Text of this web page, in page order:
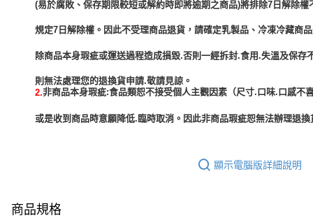
(易於腐敗、保存期限較短或解約時即將逾期之商品)將排除7日解除權
規定7日解除權。因此不受理商品退貨，請確定乳製品、冷凍冷藏商
除商品本身瑕疵或運送過程造成損毀.否則一經拆封.食用.失溫及保存
2.非商品本身瑕疵:食品類恕不接受個人主觀因素（尺寸.口味.口感不
或是收到商品時意願降低.臨時取消。因此非商品瑕疵恕無法辦理退
顯示電腦版詳細說明
商品規格